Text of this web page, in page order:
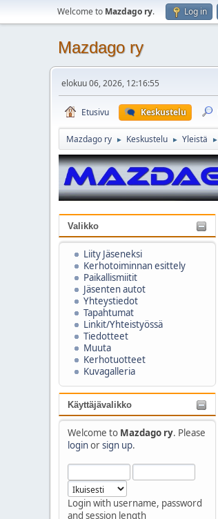
Welcome to Mazdago ry. Log in
Mazdago ry
elokuu 06, 2026, 12:16:55
Etusivu Keskustelu
Mazdago ry ► Keskustelu ► Yleistä ►
Valikko
Liity Jäseneksi
Kerhotoiminnan esittely
Paikallismiitit
Jäsenten autot
Yhteystiedot
Tapahtumat
Linkit/Yhteistyössä
Tiedotteet
Muuta
Kerhotuotteet
Kuvagalleria
Käyttäjävalikko
Welcome to Mazdago ry. Please
loginorsign up.
Login with username, password
and session length